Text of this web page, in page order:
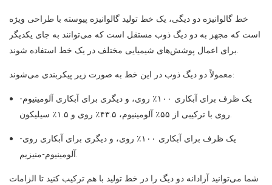
خط گالوانیزه دو دیگی، یک خط تولید گالوانیزه پیوسته با طراحی ویژه
است که مجهز به دو دیگ ذوب مستقل است که می‌توانند به جای یکدیگر
برای اعمال پوشش‌های شیمیایی مختلف در یک خط استفاده شوند.
معمولاً دو دیگ ذوب در این خط به صورت زیر پیکربندی می‌شوند:
یک ظرف برای آبکاری ۱۰۰٪ روی، و دیگری برای آبکاری آلومینیوم-
روی با ترکیبی از ۵۵٪ آلومینیوم، ۴۳.۵٪ روی و ۱.۵٪ سیلیکون.
یک ظرف برای آبکاری ۱۰۰٪ روی، و دیگری برای آبکاری روی-
آلومینیوم-منیزیم.
شما می‌توانید آزادانه دو دیگ را در خط تولید با هم ترکیب کنید تا الزامات